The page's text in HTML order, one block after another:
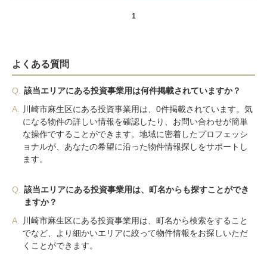
1
よくある質問
Q.
該当エリアにある投資事業用は何件掲載されていますか？
A.
川崎市麻生区にある投資事業用は、0件掲載されています。気
になる物件の詳しい情報を確認したり、お問い合わせが簡単
な操作ですることができます。地域に密着したプロフェッシ
ョナルが、あなたの希望に沿った物件情報探しをサポートし
ます。
Q.
該当エリアにある投資事業用は、町名からも探すことができ
ますか？
A.
川崎市麻生区にある投資事業用は、町名から検索をすること
でなど、より細かいエリアに絞って物件情報をお探しいただ
くことができます。